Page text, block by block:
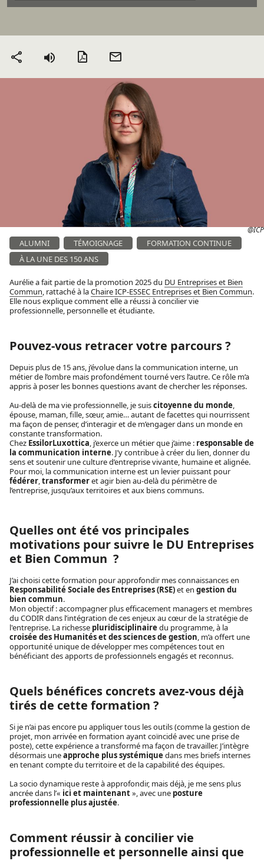
Partager Version PDF
@ICP
ALUMNI TÉMOIGNAGE
FORMATION CONTINUE
À LA UNE DES 150 ANS
Aurélie a fait partie de la promotion 2025 du DU Entreprises et Bien
Commun, rattaché à laChaire ICP-ESSEC Entreprises et Bien Commun.
Elle nous explique comment elle a réussi à concilier vie
professionnelle, personnelle et étudiante.
Pouvez-vous retracer votre parcours ?
Depuis plus de 15 ans, j’évolue dans la communication interne, un
métier de l’ombre mais profondément tourné vers l’autre. Ce rôle m’a
appris à poser les bonnes questions avant de chercher les réponses.
Au-delà de ma vie professionnelle, je suiscitoyenne du monde,
épouse, maman, fille, sœur, amie… autant de facettes qui nourrissent
ma façon de penser, d’interagir et de m’engager dans un monde en
constante transformation.
Chez EssilorLuxottica, j’exerce un métier que j’aime : responsable de
la communication interne. J’y contribue à créer du lien, donner du
sens et soutenir une culture d’entreprise vivante, humaine et alignée.
Pour moi, la communication interne est un levier puissant pour
fédérer,transformeret agir bien au-delà du périmètre de
l’entreprise, jusqu’aux territoires et aux biens communs.
Quelles ont été vos principales
motivations pour suivre le DU Entreprises
et Bien Commun ?
J’ai choisi cette formation pour approfondir mes connaissances en
Responsabilité Sociale des Entreprises (RSE)et en gestion du
bien commun.
Mon objectif : accompagner plus efficacement managers et membres
du CODIR dans l’intégration de ces enjeux au cœur de la stratégie de
l'entreprise. La richesse pluridisciplinaire du programme, à la
croisée des Humanités et des sciences de gestion, m’a offert une
opportunité unique de développer mes compétences tout en
bénéficiant des apports de professionnels engagés et reconnus.
Quels bénéfices concrets avez-vous déjà
tirés de cette formation ?
Si je n’ai pas encore pu appliquer tous les outils (comme la gestion de
projet, mon arrivée en formation ayant coïncidé avec une prise de
poste), cette expérience a transformé ma façon de travailler. J’intègre
désormais uneapproche plus systémique dans mes briefs internes
en tenant compte du territoire et de la capabilité des équipes.
La socio dynamique reste à approfondir, mais déjà, je me sens plus
ancrée dans l’« ici et maintenant», avec une posture
professionnelle plus ajustée.
Comment réussir à concilier vie
professionnelle et personnelle ainsi que